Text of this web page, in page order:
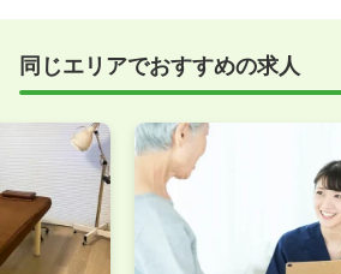
すめしていますが、企業様によっ
事前に確認することは可能ですの
付けください！
同じエリアでおすすめの求人